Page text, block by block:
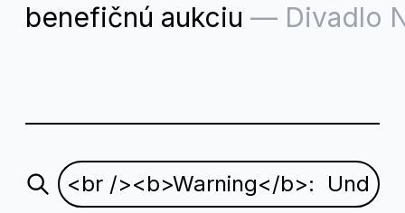
benefičnú aukciu — Divadlo